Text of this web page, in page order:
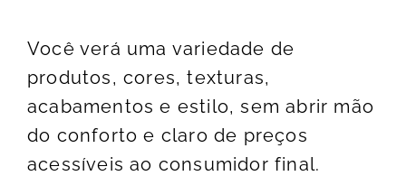
Você verá uma variedade de
produtos, cores, texturas,
acabamentos e estilo, sem abrir mão
do conforto e claro de preços
acessíveis ao consumidor final.